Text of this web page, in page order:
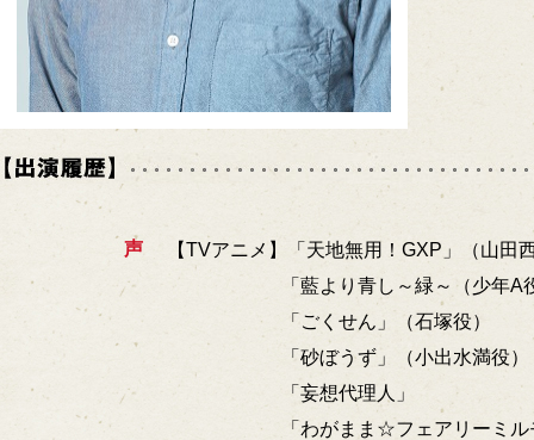
声
【TVアニメ】「天地無用！GXP」（山田
「藍より青し～緑～（少年A
「ごくせん」（石塚役）
「砂ぼうず」（小出水満役）
「妄想代理人」
「わがまま☆フェアリーミルモ